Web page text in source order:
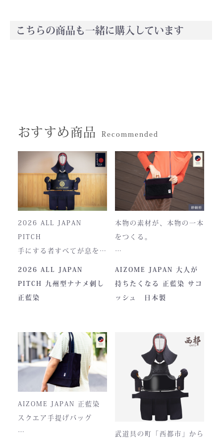
こちらの商品も一緒に購入しています
おすすめ商品 Recommended
2026 ALL JAPAN
PITCH
手にする者すべてが息をの
度着けた者にしかわからな
い、“本物”の存在感。ALL
集めてきた防具です。その
堅牢さ、美しい造形、そし
て驚くほどの機動力。実戦
に必要な「守り」と「動
き」を極限まで高めたこの
一式は、まさに現代剣道具
の完成形と呼ぶにふさわし
い逸品です。余計な装飾を
2026 ALL JAPAN
PITCH 九州型ナナメ刺し
正藍染
本物の素材が、本物の一本
をつくる。
本製品は、日本が誇る伝統
素材「正藍染生地」を使用
し、熊本の製作拠点にて一
正藍染ならではの深みある
色合いは、使い込むほどに
風合いが増し、唯一無二の
存在へと変化。
AIZOME JAPAN 大人が
持ちたくなる 正藍染 サコ
ッシュ 日本製
AIZOME JAPAN 正藍染
スクエア手提げバッグ
武道具の町「西都市」から